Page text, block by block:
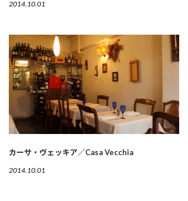
2014.10.01
カーサ・ヴェッキア／Casa Vecchia
2014.10.01